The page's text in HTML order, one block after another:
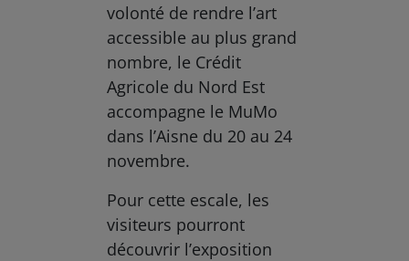
volonté de rendre l’art
accessible au plus grand
nombre, le Crédit
Agricole du Nord Est
accompagne le MuMo
dans l’Aisne du 20 au 24
novembre.
Pour cette escale, les
visiteurs pourront
découvrir l’exposition